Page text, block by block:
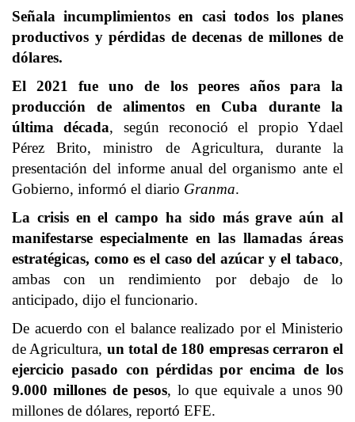
Señala incumplimientos en casi todos los planes
productivos y pérdidas de decenas de millones de
dólares.
El 2021 fue uno de los peores años para la
producción de alimentos en Cuba durante la
última década, según reconoció el propio Ydael
Pérez Brito, ministro de Agricultura, durante la
presentación del informe anual del organismo ante el
Gobierno, informó el diario Granma.
La crisis en el campo ha sido más grave aún al
manifestarse especialmente en las llamadas áreas
estratégicas, como es el caso del azúcar y el tabaco,
ambas con un rendimiento por debajo de lo
anticipado, dijo el funcionario.
De acuerdo con el balance realizado por el Ministerio
de Agricultura, un total de 180 empresas cerraron el
ejercicio pasado con pérdidas por encima de los
9.000 millones de pesos, lo que equivale a unos 90
millones de dólares, reportó EFE.